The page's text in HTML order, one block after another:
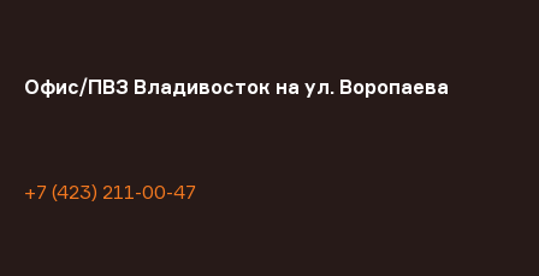
Офис/ПВЗ Владивосток на ул. Воропаева
+7 (423) 211-00-47